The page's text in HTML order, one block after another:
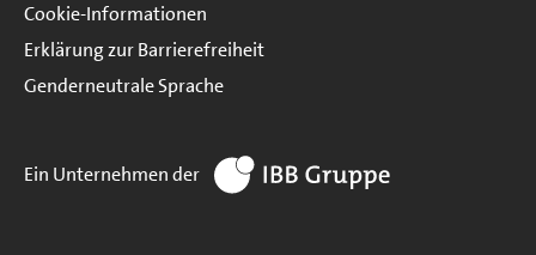
Cookie-Informationen
Erklärung zur Barrierefreiheit
Genderneutrale Sprache
zur Website IBB Gruppe
Ein Unternehmen der